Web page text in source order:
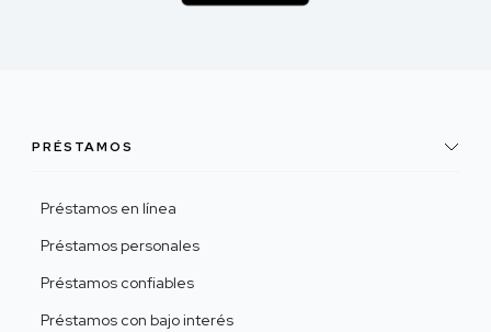
PRÉSTAMOS
Préstamos en línea
Préstamos personales
Préstamos confiables
Préstamos con bajo interés